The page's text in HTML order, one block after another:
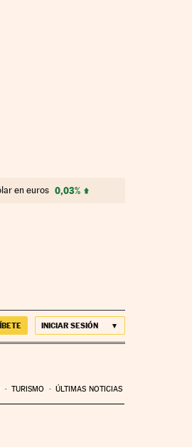
en euros 0,03%
INICIAR SESIÓN
TURISMO ÚLTIMAS NOTICIAS